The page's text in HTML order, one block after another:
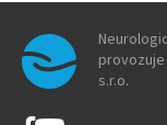
provozuje
s.r.o.